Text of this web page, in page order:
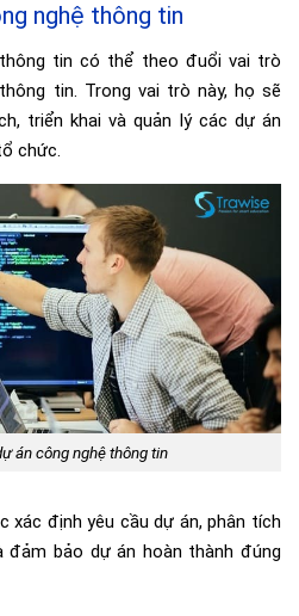
nghệ thông tin
tin có thể theo đuổi vai trò
tin. Trong vai trò này, họ sẽ
triển khai và quản lý các dự án
chức.
án công nghệ thông tin
xác định yêu cầu dự án, phân tích
đảm bảo dự án hoàn thành đúng